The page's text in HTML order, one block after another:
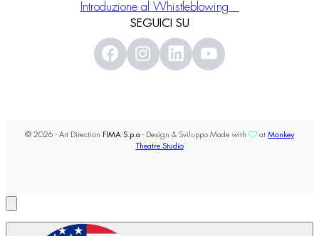
Introduzione al Whistleblowing
SEGUICI SU
© 2026 - Art Direction FIMA S.p.a - Design & Sviluppo Made with at Monkey
Theatre Studio